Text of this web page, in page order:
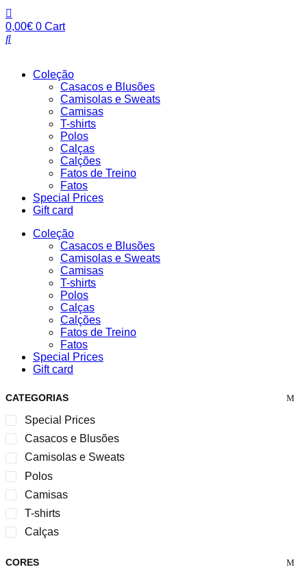
Pular
para
o
conteúdo
0,00€ 0 Cart
Coleção
Casacos e Blusões
Camisolas e Sweats
Camisas
T-shirts
Polos
Calças
Calções
Fatos de Treino
Fatos
Special Prices
Gift card
Coleção
Casacos e Blusões
Camisolas e Sweats
Camisas
T-shirts
Polos
Calças
Calções
Fatos de Treino
Fatos
Special Prices
Gift card
CATEGORIAS
Special Prices
Casacos e Blusões
Camisolas e Sweats
Polos
Camisas
T-shirts
Calças
CORES